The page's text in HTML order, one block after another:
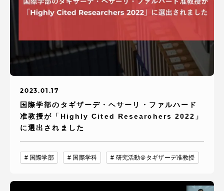
2023.01.17
国際学部のタギザーデ・ヘサーリ・ファルハード
准教授が「Highly Cited Researchers 2022」
に選出されました
国際学部 国際学科 研究活動＠タギザーデ准教授